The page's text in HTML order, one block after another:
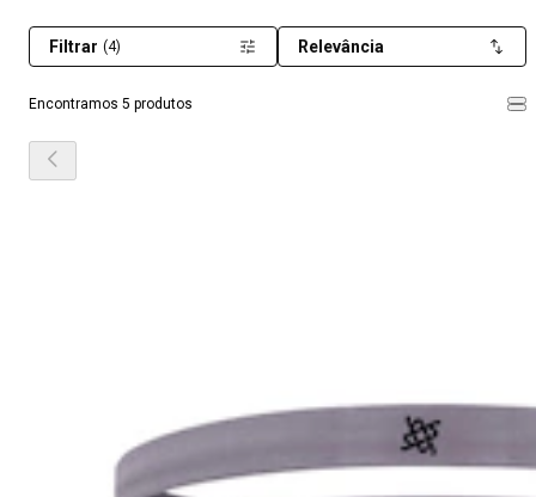
Encontramos 5 produtos
Filtrar (4) Relevância